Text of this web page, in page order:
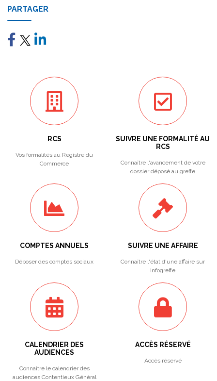
PARTAGER
RCS
Vos formalités au Registre du
Commerce
SUIVRE UNE FORMALITÉ AU
RCS
Connaître l'avancement de votre
dossier déposé au greffe
COMPTES ANNUELS
Déposer des comptes sociaux
SUIVRE UNE AFFAIRE
Connaître l'état d'une affaire sur
Infogreffe
CALENDRIER DES
AUDIENCES
Connaître le calendrier des
audiences Contentieux Général
ACCÈS RÉSERVÉ
Accès réservé